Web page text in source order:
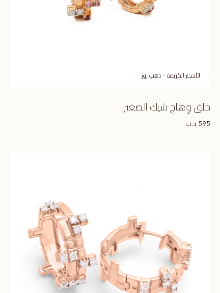
الأحجار الكريمة - ذهب روز
حلق وِهاج شيك الصغير
595 د.ب